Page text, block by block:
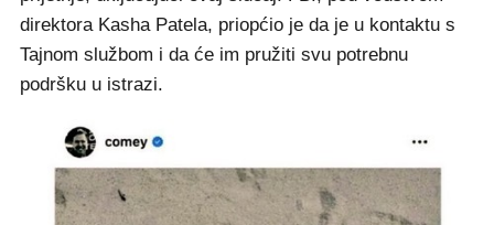
direktora Kasha Patela, priopćio je da je u kontaktu s
Tajnom službom i da će im pružiti svu potrebnu
podršku u istrazi.